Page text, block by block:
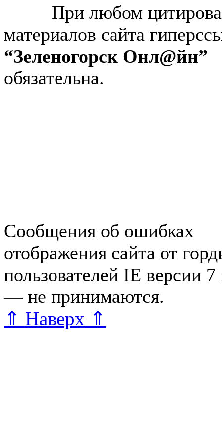
При любом
материалов сайта
“Зеленогорск Онл@йн”
обязательна.
Сообщения об ошибках
отображения сайта от
пользователей IE версии
— не принимаются.
⇑ Наверх ⇑